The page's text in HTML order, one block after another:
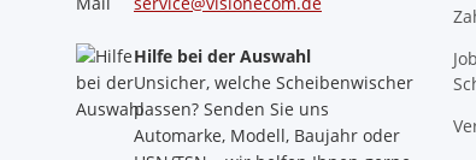
Hilfe bei der Auswahl
Unsicher, welche Scheibenwischer
passen? Senden Sie uns
Automarke, Modell, Baujahr oder